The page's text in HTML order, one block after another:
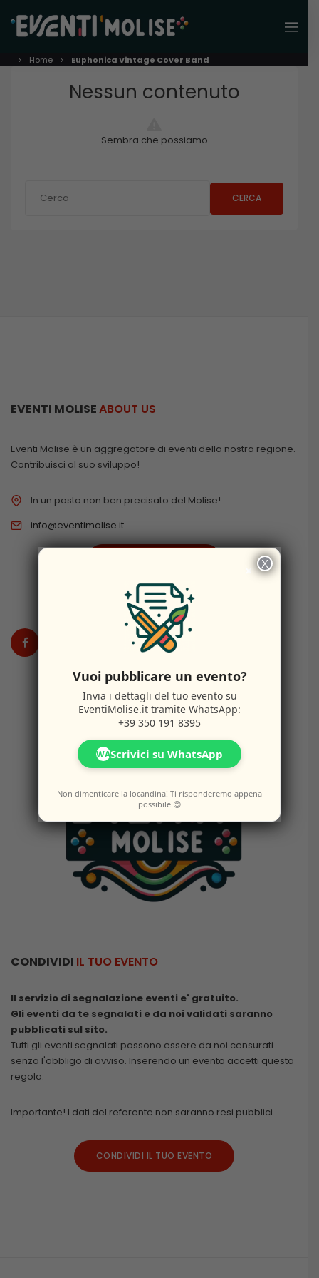
Home Euphonica Vintage Cover Band
Nessun contenuto
Sembra che possiamo
CERCA
EVENTI MOLISEABOUT US
Eventi Molise è un aggregatore di eventi della nostra regione.
Contribuisci al suo sviluppo!
In un posto non ben precisato del Molise!
info@eventimolise.it
DISCLAIMER
CONDIVIDI IL TUO EVENTO
Il servizio di segnalazione eventi e' gratuito.
Gli eventi da te segnalati e da noi validati saranno
pubblicati sul sito.
Tutti gli eventi segnalati possono essere da noi censurati
senza l'obbligo di avviso. Inserendo un evento accetti questa
regola.
Importante! I dati del referente non saranno resi pubblici.
CONDIVIDI IL TUO EVENTO
×
Vuoi pubblicare un evento?
Invia i dettagli del tuo evento su
EventiMolise.it tramite WhatsApp:
+39 350 191 8395
WAScrivici su WhatsApp
Non dimenticare la locandina! Ti risponderemo appena
possibile 😊
X